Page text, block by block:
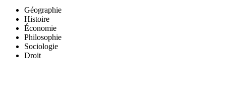
Géographie
Histoire
Économie
Philosophie
Sociologie
Droit